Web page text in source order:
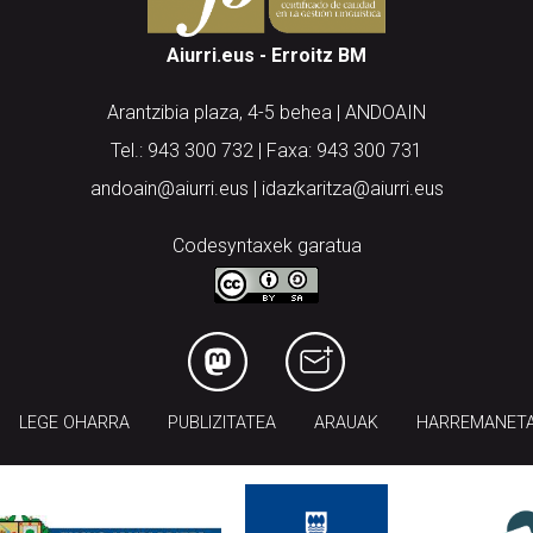
Aiurri.eus - Erroitz BM
Arantzibia plaza, 4-5 behea | ANDOAIN
Tel.: 943 300 732 | Faxa: 943 300 731
andoain@aiurri.eus | idazkaritza@aiurri.eus
Codesyntaxek garatua
LEGE OHARRA PUBLIZITATEA ARAUAK